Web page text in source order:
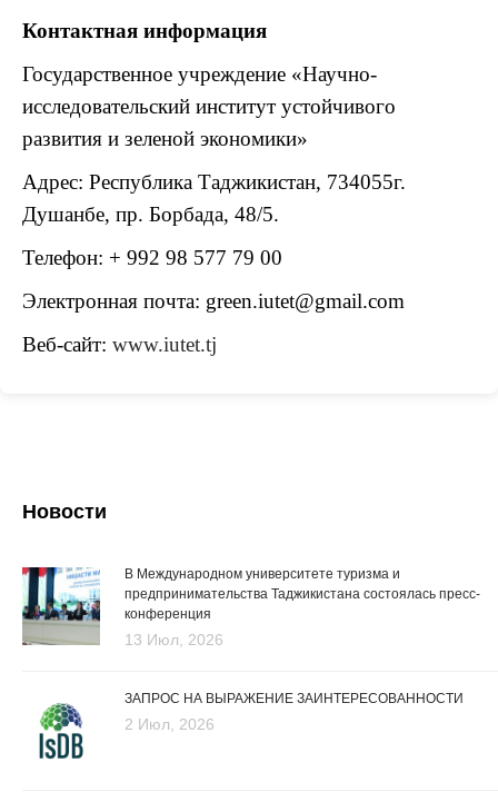
Контактная информация
Государственное учреждение «Научно-
исследовательский институт устойчивого
развития и зеленой экономики»
Адрес: Республика Таджикистан, 734055г.
Душанбе, пр. Борбада, 48/5.
Телефон: + 992 98 577 79 00
Электронная почта: green.iutet@gmail.com
Веб-сайт: www.iutet.tj
Новости
В Международном университете туризма и
предпринимательства Таджикистана состоялась пресс-
конференция
13 Июл, 2026
ЗАПРОС НА ВЫРАЖЕНИЕ ЗАИНТЕРЕСОВАННОСТИ
2 Июл, 2026